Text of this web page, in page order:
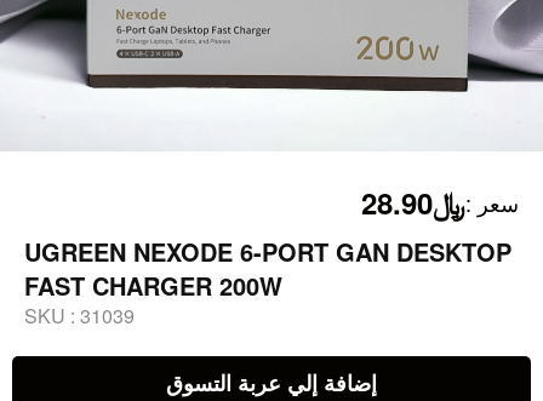
سعر :﷼28.90
UGREEN NEXODE 6-PORT GAN DESKTOP
FAST CHARGER 200W
SKU : 31039
إضافة إلي عربة التسوق